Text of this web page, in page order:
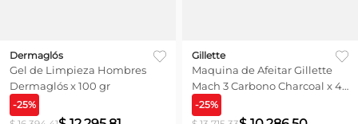
Dermaglós
Gel de Limpieza Hombres
Dermaglós x 100 gr
-25%
Gillette
Maquina de Afeitar Gillette
Mach 3 Carbono Charcoal x 4
unid
-25%